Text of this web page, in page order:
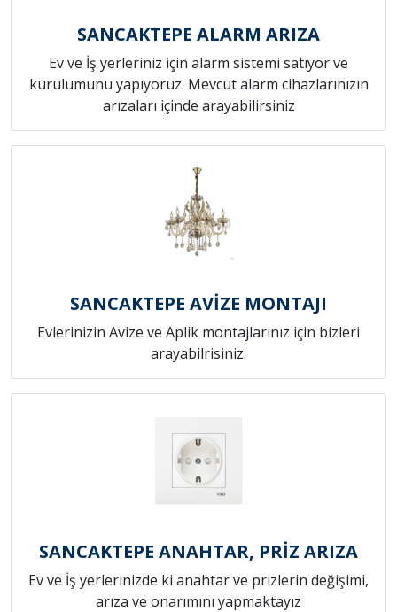
SANCAKTEPE ALARM ARIZA
Ev ve İş yerleriniz için alarm sistemi satıyor ve
kurulumunu yapıyoruz. Mevcut alarm cihazlarınızın
arızaları içinde arayabilirsiniz
SANCAKTEPE AVİZE MONTAJI
Evlerinizin Avize ve Aplik montajlarınız için bizleri
arayabilrisiniz.
SANCAKTEPE ANAHTAR, PRİZ ARIZA
Ev ve İş yerlerinizde ki anahtar ve prizlerin değişimi,
arıza ve onarımını yapmaktayız